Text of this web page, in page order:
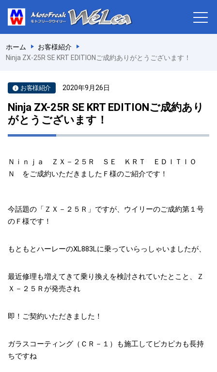
ホーム
お客様紹介
Ninja ZX-25R SE KRT EDITIONご成約ありがとうございます！
お客様紹介 2020年9月26日
Ninja ZX-25R SE KRT EDITIONご成約あり
がとうございます！
Ｎｉｎｊａ ＺＸ－２５Ｒ ＳＥ ＫＲＴ ＥＤＩＴＩＯ
Ｎ をご成約いただきましたＦ様のご紹介です！
今話題の「ＺＸ－２５Ｒ」ですが、ウイリーのご成約第１号
のＦ様です！
もともとハーレーのXL883Lに乗っていらっしゃいましたが、
最近修理も増えてきて乗り換えを検討されていたとこと、Ｚ
Ｘ－２５Ｒが発売され
即！ご契約いただきました！
ガラスコーティング（ＣＲ－１）も施工してピカピカも長持
ちですね